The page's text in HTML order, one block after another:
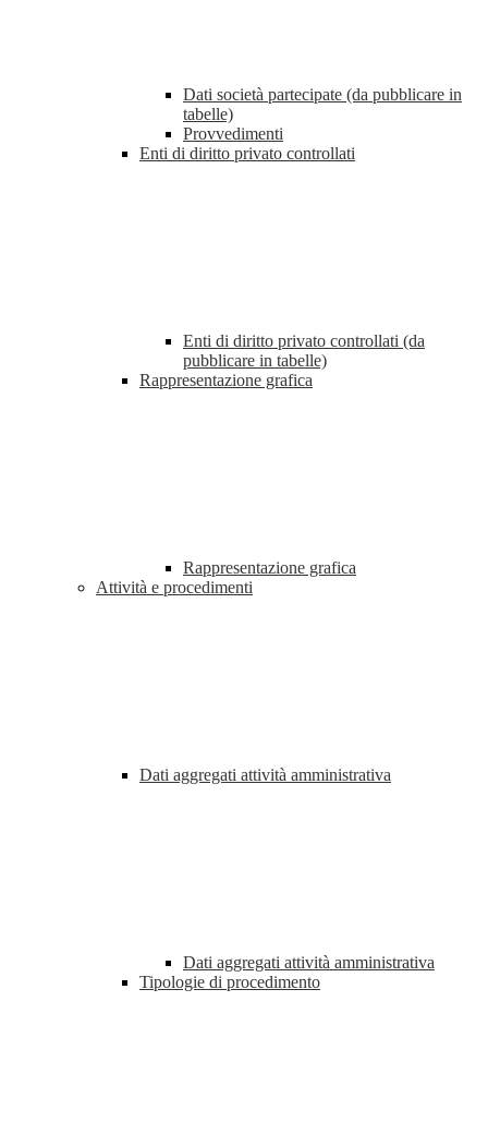
Dati società partecipate (da pubblicare in
tabelle)
Provvedimenti
Enti di diritto privato controllati
Enti di diritto privato controllati (da
pubblicare in tabelle)
Rappresentazione grafica
Rappresentazione grafica
Attività e procedimenti
Dati aggregati attività amministrativa
Dati aggregati attività amministrativa
Tipologie di procedimento